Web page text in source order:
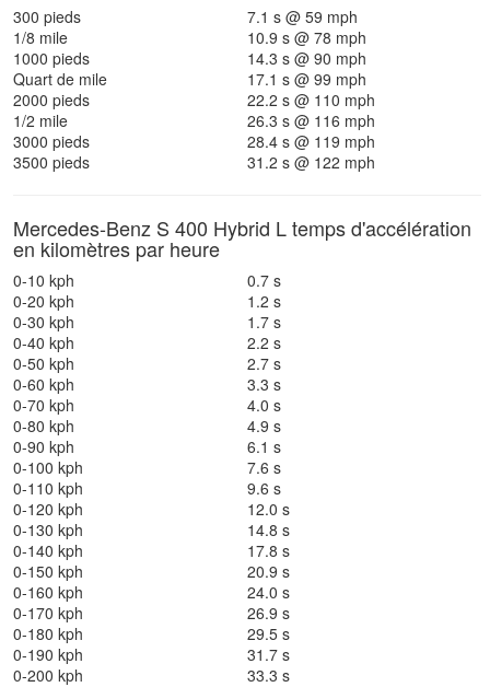
300 pieds
7.1 s @ 59 mph
1/8 mile
10.9 s @ 78 mph
1000 pieds
14.3 s @ 90 mph
Quart de mile
17.1 s @ 99 mph
2000 pieds
22.2 s @ 110 mph
1/2 mile
26.3 s @ 116 mph
3000 pieds
28.4 s @ 119 mph
3500 pieds
31.2 s @ 122 mph
Mercedes-Benz S 400 Hybrid L temps d'accélération
en kilomètres par heure
0-10 kph
0.7 s
0-20 kph
1.2 s
0-30 kph
1.7 s
0-40 kph
2.2 s
0-50 kph
2.7 s
0-60 kph
3.3 s
0-70 kph
4.0 s
0-80 kph
4.9 s
0-90 kph
6.1 s
0-100 kph
7.6 s
0-110 kph
9.6 s
0-120 kph
12.0 s
0-130 kph
14.8 s
0-140 kph
17.8 s
0-150 kph
20.9 s
0-160 kph
24.0 s
0-170 kph
26.9 s
0-180 kph
29.5 s
0-190 kph
31.7 s
0-200 kph
33.3 s